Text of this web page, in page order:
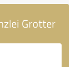
Grotter